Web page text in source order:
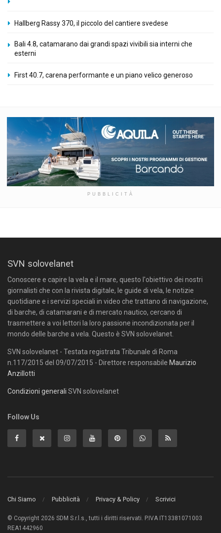
Hallberg Rassy 370, il piccolo del cantiere svedese
Bali 4.8, catamarano dai grandi spazi vivibili sia interni che
esterni
First 40.7, carena performante e un piano velico generoso
PUBBLICITÀ
SVN solovelanet
Conoscere e capire la vela e il mare, questo l'obiettivo dei nostri
giornalisti che con la rivista digitale, le guide di vela, le notizie
quotidiane e i servizi speciali in video che trattano di navigazione,
di barche, di catamarani e di mercato nautico, cercano di
trasmettere a voi lettori la loro passione incondizionata per il
mondo delle barche a vela. Questo è SVN solovelanet.
SVN solovelanet - Testata registrata Tribunale di Roma
n.117/2015 del 09/07/2015 - Direttore responsabile Maurizio
Anzillotti
Condizioni generali SVN solovelanet
Follow Us
Chi Siamo Pubblicità Privacy & Policy Scrivici
© Copyright 2026 SDM S.r.l.s., tutti i diritti riservati. P.IVA IT13381071003
REA1442960